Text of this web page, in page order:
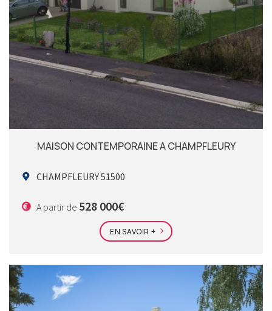
MAISON CONTEMPORAINE A CHAMPFLEURY
CHAMPFLEURY 51500
A partir de 528 000€
EN SAVOIR +